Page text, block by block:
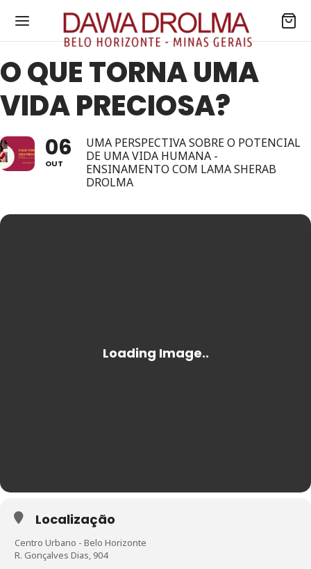
O QUE TORNA UMA
VIDA PRECIOSA?
06
OUT
UMA PERSPECTIVA SOBRE O POTENCIAL
DE UMA VIDA HUMANA -
ENSINAMENTO COM LAMA SHERAB
DROLMA
Localização
Centro Urbano - Belo Horizonte
R. Gonçalves Dias, 904